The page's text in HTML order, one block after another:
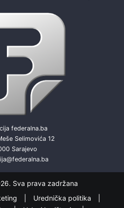
federalna.ba
Selimovića 12
Sarajevo
Sva prava zadržana
Urednička politika